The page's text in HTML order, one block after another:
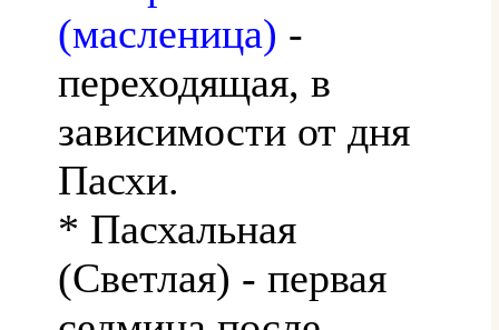
(масленица) -
переходящая, в
зависимости от дня
Пасхи.
* Пасхальная
(Светлая) - первая